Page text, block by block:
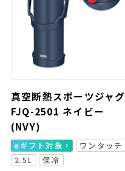
真空断熱スポーツジャグ
FJQ-2501 ネイビー
(NVY)
eギフト対象
ワンタッチ
2.5L
保冷